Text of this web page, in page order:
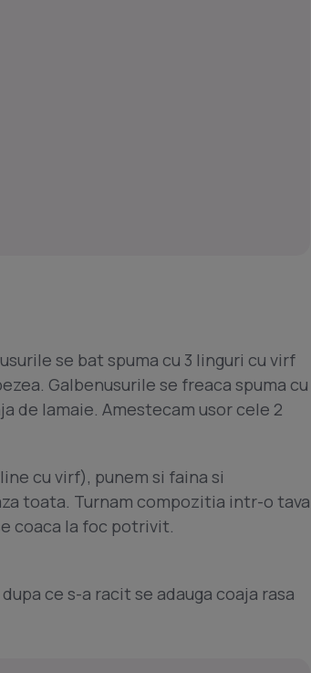
se bat spuma cu 3 linguri cu virf
Galbenusurile se freaca spuma cu
de lamaie. Amestecam usor cele 2
cu virf), punem si faina si
toata. Turnam compozitia intr-o tava
coaca la foc potrivit.
ce s-a racit se adauga coaja rasa